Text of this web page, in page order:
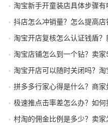
淘宝新手开童装店具体步骤有
抖店怎么冲销量？怎么提高店
淘宝开店复核怎么认证钱盾？
淘宝店铺怎么到一个钻？卖家
淘宝开店可以随时关闭吗？
拼多多行家心得是什么？商
极速推点击率差怎么办？如何
村淘的佣金比例是多少？卖家